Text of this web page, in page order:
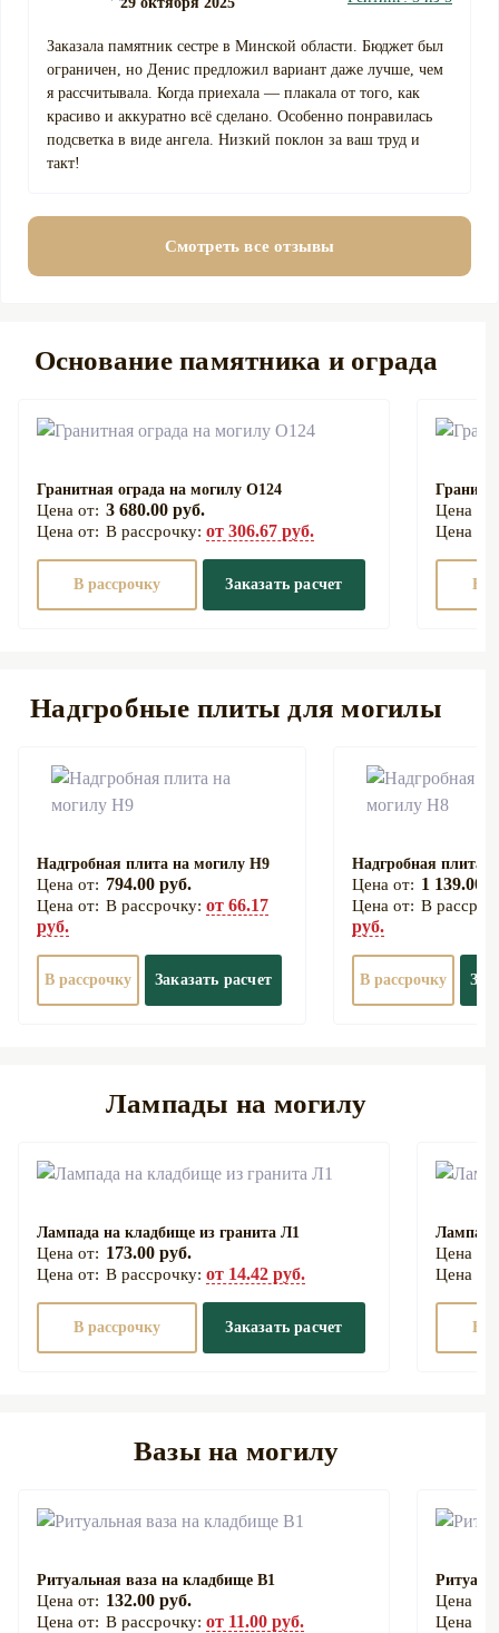
Заказала памятник сестре в Минской области. Бюджет был
ограничен, но Денис предложил вариант даже лучше, чем
я рассчитывала. Когда приехала — плакала от того, как
красиво и аккуратно всё сделано. Особенно понравилась
подсветка в виде ангела. Низкий поклон за ваш труд и
такт!
Смотреть все отзывы
Основание памятника и ограда
Гранитная ограда на могилу О124
3 680.00 руб.
В рассрочку: от 306.67 руб.
В рассрочку Заказать расчет В
Надгробные плиты для могилы
Надгробная плита на могилу Н9
794.00 руб.
В рассрочку: от 66.17
руб.
В рассрочку Заказать расчет
Надгробная плита
1 139.00
В
руб.
В рассрочку
Лампады на могилу
Лампада на кладбище из гранита Л1
173.00 руб.
В рассрочку: от 14.42 руб.
В рассрочку Заказать расчет В
Вазы на могилу
Ритуальная ваза на кладбище В1
132.00 руб.
В рассрочку: от 11.00 руб.